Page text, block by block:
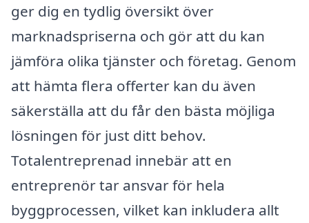
ger dig en tydlig översikt över
marknadspriserna och gör att du kan
jämföra olika tjänster och företag. Genom
att hämta flera offerter kan du även
säkerställa att du får den bästa möjliga
lösningen för just ditt behov.
Totalentreprenad innebär att en
entreprenör tar ansvar för hela
byggprocessen, vilket kan inkludera allt